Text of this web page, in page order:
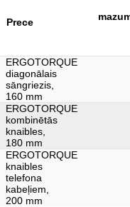
Prece
ERGOTORQUE
diagonālais
sāngriezis,
160 mm
ERGOTORQUE
kombinētās
knaibles,
180 mm
ERGOTORQUE
knaibles
telefona
kabeļiem,
200 mm